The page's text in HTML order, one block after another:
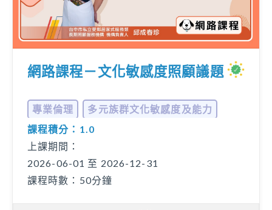
網路課程－文化敏感度照顧議題
專業倫理
多元族群文化敏感度及能力
... 更多
課程積分：1.0
上課期間：
2026-06-01 至 2026-12-31
課程時數：50分鐘